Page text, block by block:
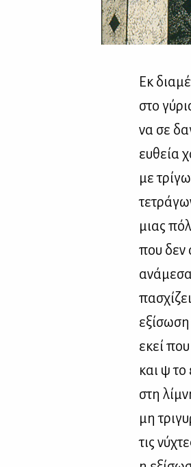
Εκ
στο
να σε
ευθεία
με
μιας
που δεν
εκεί
και ψ το
στη
μη
τις